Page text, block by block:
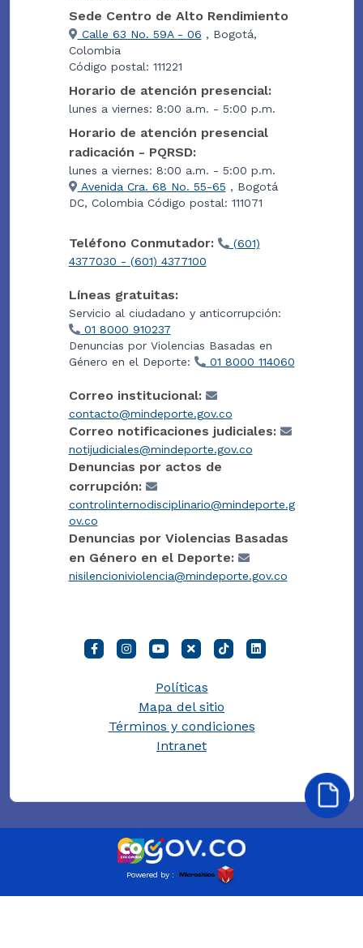
Sede Centro de Alto Rendimiento
Calle 63 No. 59A - 06 , Bogotá,
Colombia
Código postal: 111221
Horario de atención presencial:
lunes a viernes: 8:00 a.m. - 5:00 p.m.
Horario de atención presencial
radicación - PQRSD:
lunes a viernes: 8:00 a.m. - 5:00 p.m.
Avenida Cra. 68 No. 55-65 , Bogotá
DC, Colombia Código postal: 111071
Teléfono Conmutador:
(601)
4377030 - (601) 4377100
Líneas gratuitas:
Servicio al ciudadano y anticorrupción:
01 8000 910237
Denuncias por Violencias Basadas en
Género en el Deporte:
01 8000 114060
Correo institucional:
contacto@mindeporte.gov.co
Correo notificaciones judiciales:
notijudiciales@mindeporte.gov.co
Denuncias por actos de
corrupción:
controlinternodisciplinario@mindeporte.g
ov.co
Denuncias por Violencias Basadas
en Género en el Deporte:
nisilencioniviolencia@mindeporte.gov.co
Políticas
Mapa del sitio
Términos y condiciones
Intranet
Powered by :